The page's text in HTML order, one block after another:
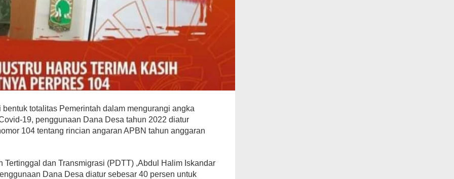
totalitas Pemerintah dalam mengurangi angka
19, penggunaan Dana Desa tahun 2022 diatur
104 tentang rincian angaran APBN tahun anggaran
Tertinggal dan Transmigrasi (PDTT) ,Abdul Halim Iskandar
Dana Desa diatur sebesar 40 persen untuk